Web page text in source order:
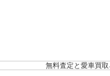
無料査定と愛車買